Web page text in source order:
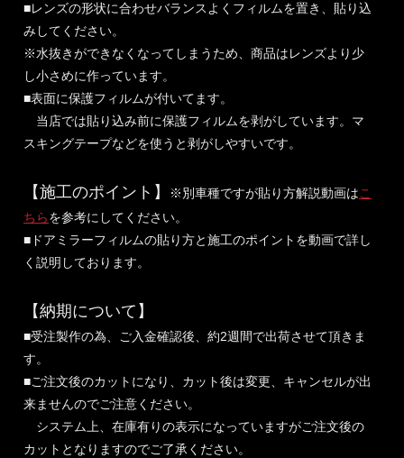
■レンズの形状に合わせバランスよくフィルムを置き、貼り込
みしてください。
※水抜きができなくなってしまうため、商品はレンズより少
し小さめに作っています。
■表面に保護フィルムが付いてます。
当店では貼り込み前に保護フィルムを剥がしています。マ
スキングテープなどを使うと剥がしやすいです。
【施工のポイント】 ※別車種ですが貼り方解説動画はこ
ちらを参考にしてください。
■ドアミラーフィルムの貼り方と施工のポイントを動画で詳し
く説明しております。
【納期について】
■受注製作の為、ご入金確認後、約2週間で出荷させて頂きま
す。
■ご注文後のカットになり、カット後は変更、キャンセルが出
来ませんのでご注意ください。
システム上、在庫有りの表示になっていますがご注文後の
カットとなりますのでご了承ください。